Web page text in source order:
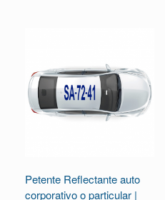
Petente Reflectante auto
corporativo o particular |